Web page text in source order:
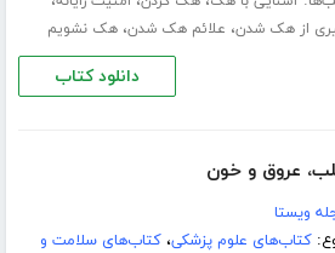
از هک شدن، علائم هک شدن،هک نشویم
دانلود کتاب
عروق و خون
ویستا
کتاب‌های علوم پزشکی،کتاب‌های سلامت و